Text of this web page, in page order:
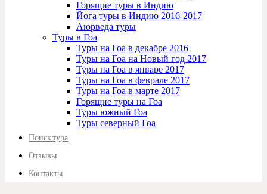
Горящие туры в Индию
Йога туры в Индию 2016-2017
Аюрведа туры
Туры в Гоа
Туры на Гоа в декабре 2016
Туры на Гоа на Новый год 2017
Туры на Гоа в январе 2017
Туры на Гоа в феврале 2017
Туры на Гоа в марте 2017
Горящие туры на Гоа
Туры южный Гоа
Туры северный Гоа
Поиск тура
Отзывы
Контакты